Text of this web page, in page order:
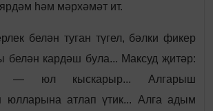
һәм мәрхәмәт ит.
белән туган түгел, бәлки фикер
белән кардәш була... Максуд җитәр:
— юл кыскарыр... Алгарыш
юлларына атлап үтик... Алга адым